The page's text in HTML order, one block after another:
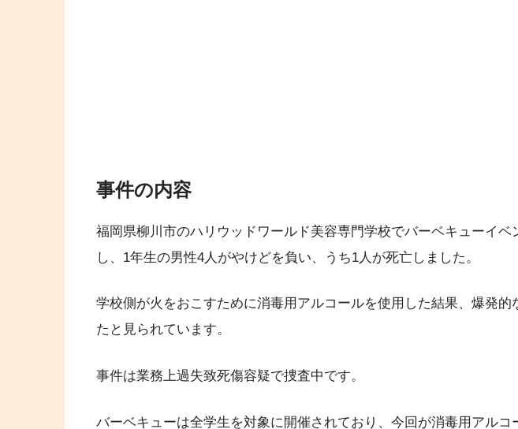
事件の内容
福岡県柳川市のハリウッドワールド美容専門学校でバーベキューイベ
し、1年生の男性4人がやけどを負い、うち1人が死亡しました。
学校側が火をおこすために消毒用アルコールを使用した結果、爆発的
たと見られています。
事件は業務上過失致死傷容疑で捜査中です。
バーベキューは全学生を対象に開催されており、今回が消毒用アルコ